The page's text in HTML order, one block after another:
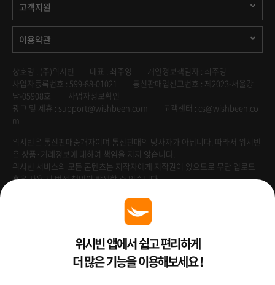
고객지원
이용약관
상호명 : (주)위시빈 대표 : 최주영
개인정보책임자 : 최주영
사업자등록번호 : 599-88-01021
통신판매업신고번호 : 제2023-서울강
남-05908호
사업자정보확인
광고 및 제휴 : support@wishbeen.com
고객센터 : cs@wishbeen.co
m
위시빈은 통신판매중개자이며 통신판매의 당사자가 아닙니다. 따라서 위시빈
은 상품·거래정보에 대하여 책임을 지지 않습니다.
위시빈 서비스의 모든 콘텐츠는 저작자에게 저작권이 있으므로 무단 업로드
혹은 사용 시 법적 책임이 발생할 수 있습니다.
Venture Enterprise위시빈 앱에서 쉽고 편리하게
더 많은 기능을 이용해보세요 !